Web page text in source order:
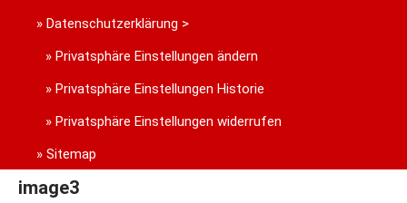
Datenschutzerklärung >
Privatsphäre Einstellungen ändern
Privatsphäre Einstellungen Historie
Privatsphäre Einstellungen widerrufen
Sitemap
image3